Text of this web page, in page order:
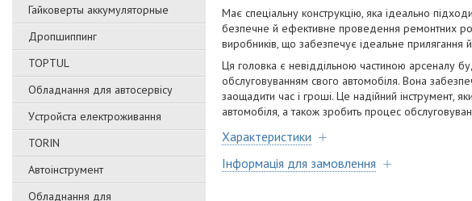
Гайковерты аккумуляторные
Дропшиппинг
TOPTUL
Обладнання для автосервісу
Уcтpoйстa елeктpoживання
TORIN
Автоінструмент
Обладнання для
Має спеціальну конструкцію, яка ідеально
безпечне й ефективне проведення ремонтних
виробників, що забезпечує ідеальне
Ця головка є невіддільною частиною арсеналу
обслуговуванням свого автомобіля. Вона
заощадити час і гроші. Це надійний інструмент,
автомобіля, а також зробить процес
Характеристики
Інформація для замовлення